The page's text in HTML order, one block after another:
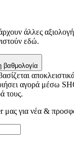
άλλες
εδώ.
βαθμολογία
αγορά μέσω
τους.
για νέα &